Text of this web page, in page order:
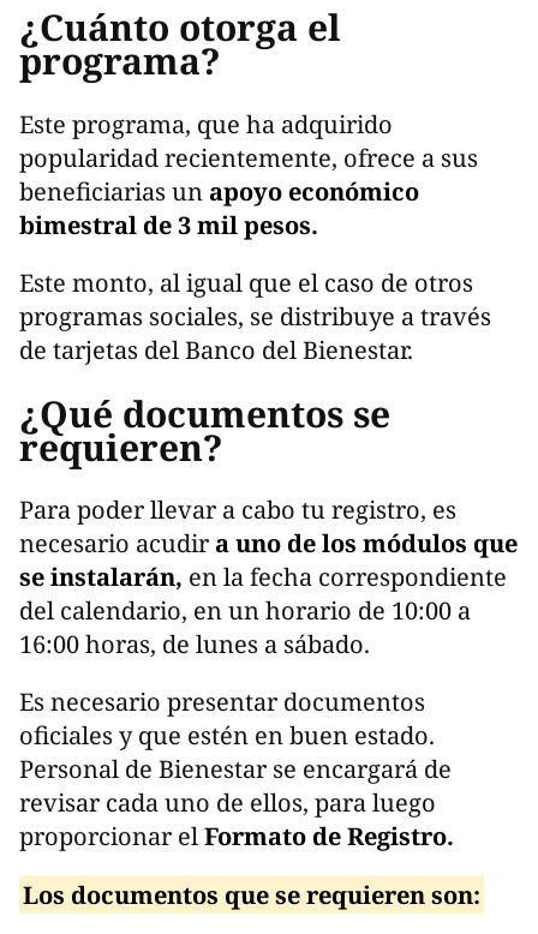
¿Cuánto otorga el
programa?
Este programa, que ha adquirido
popularidad recientemente, ofrece a sus
beneficiarias un apoyo económico
bimestral de 3 mil pesos.
Este monto, al igual que el caso de otros
programas sociales, se distribuye a través
de tarjetas del Banco del Bienestar.
¿Qué documentos se
requieren?
Para poder llevar a cabo tu registro, es
necesario acudir a uno de los módulos que
se instalarán, en la fecha correspondiente
del calendario, en un horario de 10:00 a
16:00 horas, de lunes a sábado.
Es necesario presentar documentos
oficiales y que estén en buen estado.
Personal de Bienestar se encargará de
revisar cada uno de ellos, para luego
proporcionar elFormato de Registro.
Los documentos que se requieren son: